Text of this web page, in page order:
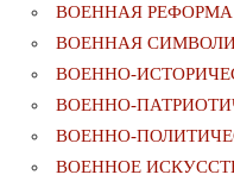
ВОЕННАЯ РЕФОРМА
ВОЕННАЯ
ВОЕННО-
ВОЕННО-
ВОЕННО-
ВОЕННОЕ